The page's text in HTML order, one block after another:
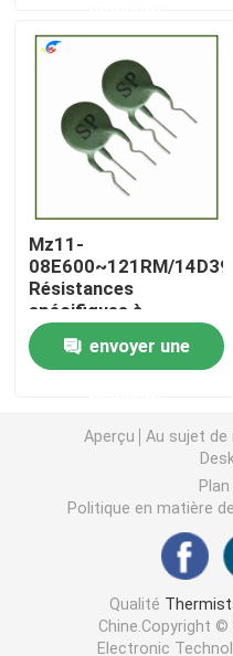
Les affaires
Thermistance de ptc
Puce de chauffage PTC
Thermistors NTC
Thermistance de SMD
Le thermistore NTC
Capteur de
Varistance CMS
Mz11-
08E600~121RM/14D391
Résistances
spécifiques à
l'instrument électrique
envoyer une
Aperçu Au sujet de
Politique en matière
Qualité
Chine.Copyright ©
Electronic